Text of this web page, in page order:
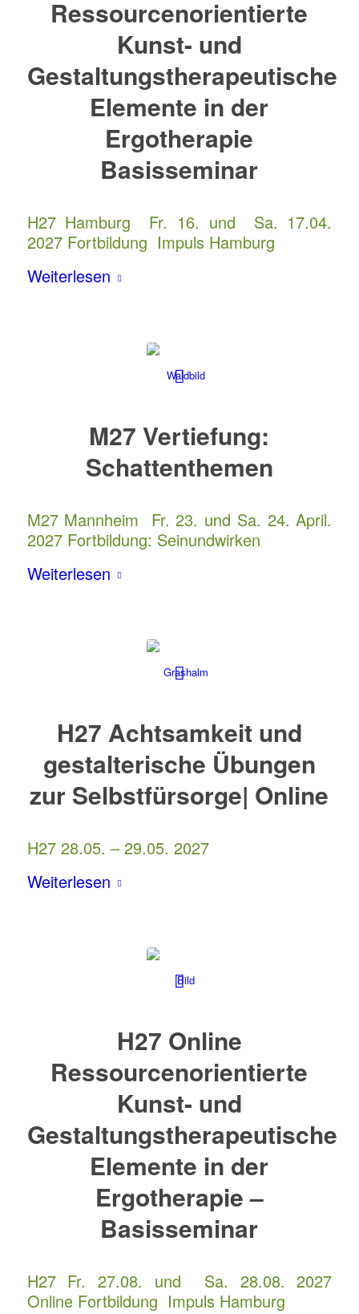
Ressourcenorientierte
Kunst- und
Gestaltungstherapeutische
Elemente in der
Ergotherapie
Basisseminar
H27 Hamburg Fr. 16. und Sa. 17.04.
2027 Fortbildung Impuls Hamburg
Weiterlesen
M27 Vertiefung:
Schattenthemen
M27 Mannheim Fr. 23. und Sa. 24. April.
2027 Fortbildung: Seinundwirken
Weiterlesen
H27 Achtsamkeit und
gestalterische Übungen
zur Selbstfürsorge| Online
H27 28.05. – 29.05. 2027
Weiterlesen
H27 Online
Ressourcenorientierte
Kunst- und
Gestaltungstherapeutische
Elemente in der
Ergotherapie –
Basisseminar
H27 Fr. 27.08. und Sa. 28.08. 2027
Online Fortbildung Impuls Hamburg